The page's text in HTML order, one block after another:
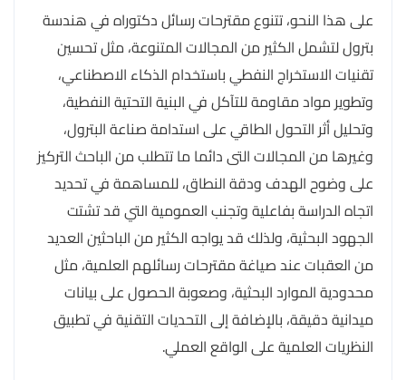
على هذا النحو، تتنوع مقترحات رسائل دكتوراه في هندسة
بترول لتشمل الكثير من المجالات المتنوعة، مثل تحسين
تقنيات الاستخراج النفطي باستخدام الذكاء الاصطناعي،
وتطوير مواد مقاومة للتآكل في البنية التحتية النفطية،
وتحليل أثر التحول الطاقي على استدامة صناعة البترول،
وغيرها من المجالات التى دائما ما تتطلب من الباحث التركيز
على وضوح الهدف ودقة النطاق، للمساهمة في تحديد
اتجاه الدراسة بفاعلية وتجنب العمومية التي قد تشتت
الجهود البحثية، ولذلك قد يواجه الكثير من الباحثين العديد
من العقبات عند صياغة مقترحات رسائلهم العلمية، مثل
محدودية الموارد البحثية، وصعوبة الحصول على بيانات
ميدانية دقيقة، بالإضافة إلى التحديات التقنية في تطبيق
النظريات العلمية على الواقع العملي.